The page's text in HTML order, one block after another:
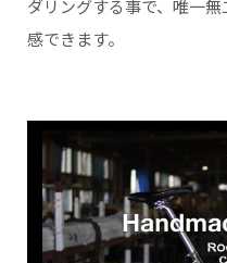
ダリングする事で、唯一
感できます。